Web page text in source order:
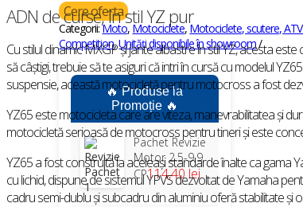
Cere oferta
Categorii:Moto, Motociclete, Motociclete, scutere,
Competition,Unități disponibile în showroom
🔥 Produse la
Promoție 🔥
Pachet Revizie
Motor 2.5-9.9
CP114,40 lei
ADN de curse, în stil YZ pur
Cu stilul dinamic MXGP și jante albastre în stil YZ, acesta
să câștigi, trebuie să te asiguri că intri în cursă cu modelul
suspensie, această motocicletă pentru motocross a fost
YZ65 este motocicleta care are viteza, manevrabilitatea și
motocicletă serioasă de motocross pentru tineri și este
YZ65 a fost construită la aceleași standarde înalte ca gama
cu lichid, dispune de sistemul YPVS dezvoltat de Yamaha
cadru semi-dublu și subcadru din aluminiu oferă stabilitate și